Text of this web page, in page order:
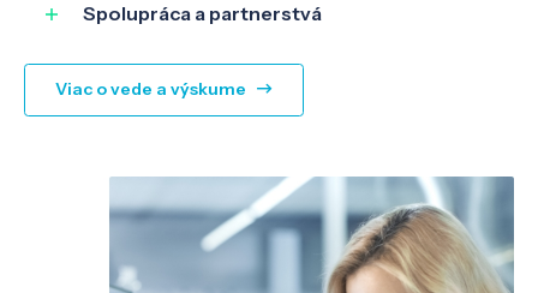
Spolupráca a partnerstvá
Viac o vede a výskume